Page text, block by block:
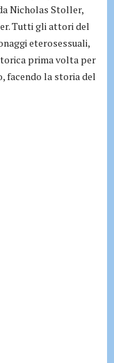
Nicholas Stoller,
Tutti gli attori del
eterosessuali,
prima volta per
facendo la storia del